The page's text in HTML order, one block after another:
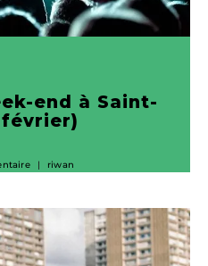
end à Saint-
février)
riwan